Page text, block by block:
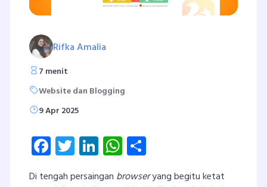
Rifka Amalia
7 menit
Website dan Blogging
9 Apr 2025
Facebook
Twitter
LinkedInWhatsApp
Di tengah persaingan browseryang begitu ketat